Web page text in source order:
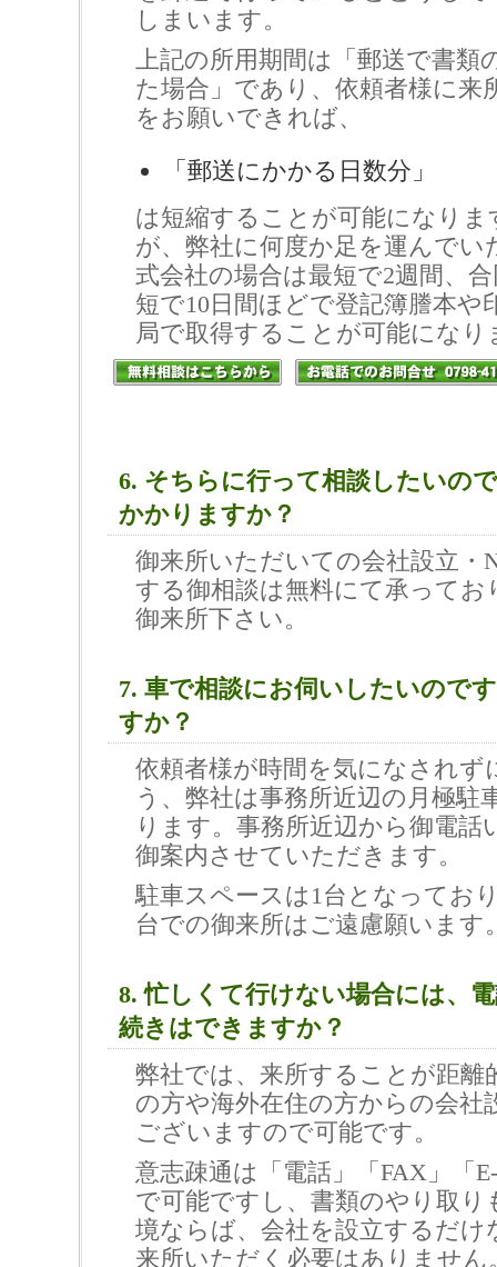
しまいます。
上記の所用期間は「郵送で書類
た場合」であり、依頼者様に来
をお願いできれば、
「郵送にかかる日数分」
は短縮することが可能になりま
が、弊社に何度か足を運んでい
式会社の場合は最短で2週間、
短で10日間ほどで登記簿謄本や
局で取得することが可能になり
6. そちらに行って相談したいの
かかりますか？
御来所いただいての会社設立・
する御相談は無料にて承ってお
御来所下さい。
7. 車で相談にお伺いしたいので
すか？
依頼者様が時間を気になされず
う、弊社は事務所近辺の月極駐
ります。事務所近辺から御電話
御案内させていただきます。
駐車スペースは1台となってお
台での御来所はご遠慮願います
8. 忙しくて行けない場合には、
続きはできますか？
弊社では、来所することが距離
の方や海外在住の方からの会社
ございますので可能です。
意志疎通は「電話」「FAX」「
で可能ですし、書類のやり取り
境ならば、会社を設立するだけ
来所いただく必要はありません